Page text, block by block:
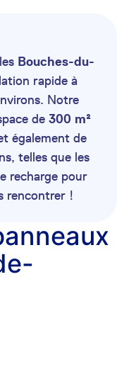
Bouches-du-
rapide à
Notre
de 300 m²
également de
telles que les
recharge pour
rencontrer !